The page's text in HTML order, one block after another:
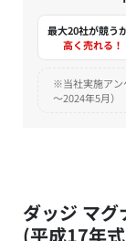
最大20社が競う
高く売れる！
※当社実施アン
～2024年5月）
ダッジ マ
(平成17年